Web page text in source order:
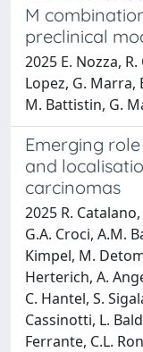
M
preclinical
2025 E. Nozza,
Lopez, G. Marra,
M. Battistin, G.
Emerging role
and
carcinomas
2025 R.
G.A. Croci, A.M.
Kimpel, M.
Herterich, A.
C. Hantel, S.
Cassinotti, L.
Ferrante, C.L.